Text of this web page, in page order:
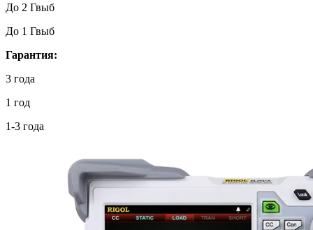
До 2 Гвыб
До 1 Гвыб
Гарантия:
3 года
1 год
1-3 года